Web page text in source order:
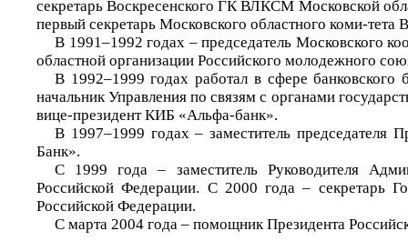
секретарь Воскресенского ГК ВЛКСМ Московской
первый секретарь Московского областного коми-
В 1991–1992 годах – председатель Московского
областной организации Российского молодежного
В 1992–1999 годах работал в сфере банковского
начальник Управления по связям с органами
вице-президент КИБ «Альфа-банк».
В 1997–1999 годах – заместитель председателя
Банк».
С 1999 года – заместитель Руководителя
Российской Федерации. С 2000 года – секретарь
Российской Федерации.
С марта 2004 года – помощник Президента